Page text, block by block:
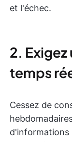
et l'échec.
2.
temps
Cessez de
d'informations